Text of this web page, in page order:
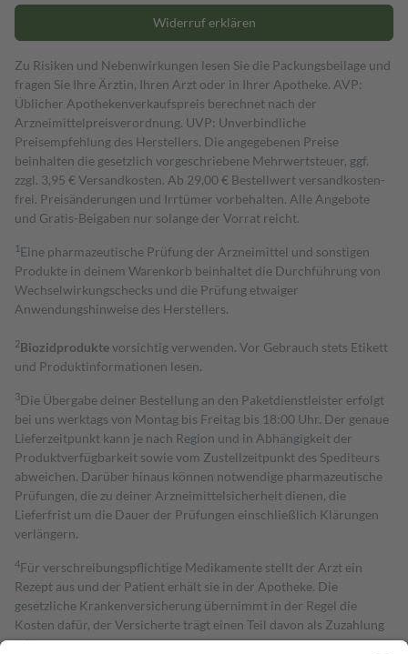
Widerruf erklären
Zu Risiken und Nebenwirkungen lesen Sie die Packungsbeilage und
fragen Sie Ihre Ärztin, Ihren Arzt oder in Ihrer Apotheke. AVP:
Üblicher Apothekenverkaufspreis berechnet nach der
Arzneimittelpreisverordnung. UVP: Unverbindliche
Preisempfehlung des Herstellers. Die angegebenen Preise
beinhalten die gesetzlich vorgeschriebene Mehrwertsteuer, ggf.
zzgl. 3,95 € Versandkosten. Ab 29,00 € Bestell­wert versand­kosten­
frei. Preisänderungen und Irrtümer vorbehalten. Alle Angebote
und Gratis-Beigaben nur solange der Vorrat reicht.
1 Eine pharmazeutische Prüfung der Arzneimittel und sonstigen
Produkte in deinem Warenkorb beinhaltet die Durchführung von
Wechselwirkungschecks und die Prüfung etwaiger
Anwendungshinweise des Herstellers.
2Biozidproduktevorsichtig verwenden. Vor Gebrauch stets Etikett
und Produktinformationen lesen.
3Die Übergabe deiner Bestellung an den Paketdienstleister erfolgt
bei uns werktags von Montag bis Freitag bis 18:00 Uhr. Der genaue
Lieferzeitpunkt kann je nach Region und in Abhängigkeit der
Produktverfügbarkeit sowie vom Zustellzeitpunkt des Spediteurs
abweichen. Darüber hinaus können notwendige pharmazeutische
Prüfungen, die zu deiner Arzneimittelsicherheit dienen, die
Lieferfrist um die Dauer der Prüfungen einschließlich Klärungen
verlängern.
4Für verschreibungspflichtige Medikamente stellt der Arzt ein
Rezept aus und der Patient erhält sie in der Apotheke. Die
gesetzliche Krankenversicherung übernimmt in der Regel die
Kosten dafür, der Versicherte trägt einen Teil davon als Zuzahlung
mit.